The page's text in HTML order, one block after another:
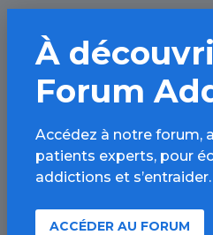
À lire
À
Forum
Accédez à notre forum,
patients experts, pour
addictions et s’entraider.
ACCÉDER AU FORUM